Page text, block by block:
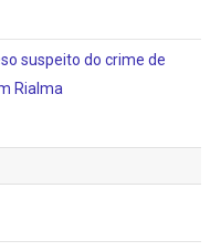
suspeito do crime de
Rialma